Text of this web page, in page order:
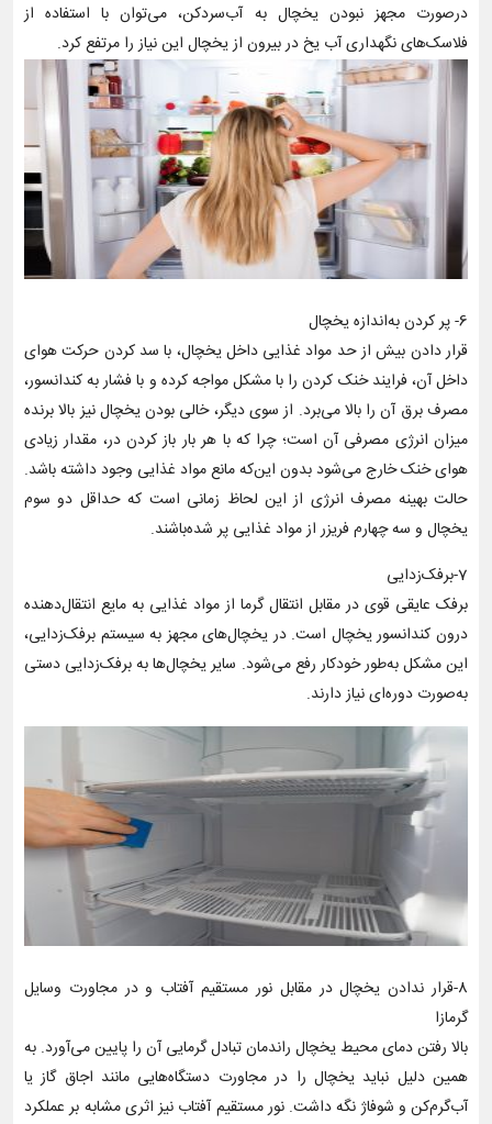
درصورت مجهز نبودن یخچال به آب‌سردکن، می‌توان با استفاده از
فلاسک‌های نگهداری آب یخ در بیرون از یخچال این نیاز را مرتفع کرد.
6- پر کردن به‌اندازه یخچال
قرار دادن بیش از حد مواد غذایی داخل یخچال، با سد کردن حرکت هوای
داخل آن، فرایند خنک کردن را با مشکل مواجه کرده و با فشار به کندانسور،
مصرف برق آن را بالا می‌برد. از سوی دیگر، خالی بودن یخچال نیز بالا برنده
میزان انرژی مصرفی آن است؛ چرا که با هر بار باز کردن در، مقدار زیادی
هوای خنک خارج می‌شود بدون این‌که مانع مواد غذایی وجود داشته باشد.
حالت بهینه مصرف انرژی از این لحاظ زمانی است که حداقل دو سوم
یخچال و سه چهارم فریزر از مواد غذایی پر شده‌باشند.
7-برفک‌زدایی
برفک عایقی قوی در مقابل انتقال گرما از مواد غذایی به مایع انتقال‌دهنده
درون کندانسور یخچال است. در یخچال‌های مجهز به سیستم برفک‌زدایی،
این مشکل به‌طور خودکار رفع می‌شود. سایر یخچال‌ها به برفک‌زدایی دستی
به‌صورت دوره‌ای نیاز دارند.
8-قرار ندادن یخچال در مقابل نور مستقیم آفتاب و در مجاورت وسایل
گرمازا
بالا رفتن دمای محیط یخچال راندمان تبادل گرمایی آن را پایین می‌آورد. به
همین دلیل نباید یخچال را در مجاورت دستگاه‌هایی مانند اجاق گاز یا
آب‌گرم‌کن و شوفاژ نگه داشت. نور مستقیم آفتاب نیز اثری مشابه بر عملکرد